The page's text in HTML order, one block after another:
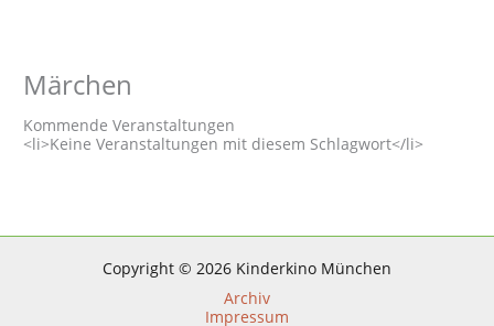
Märchen
Kommende Veranstaltungen
<li>Keine Veranstaltungen mit diesem Schlagwort</li>
Copyright © 2026 Kinderkino München
Archiv
Impressum